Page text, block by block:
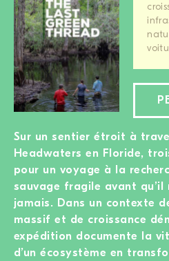
Sur un sentier étroit à
Headwaters en Floride,
pour un voyage à la
sauvage fragile avant qu’il
jamais. Dans un contexte
massif et de croissance
expédition documente la
d’un écosystème en